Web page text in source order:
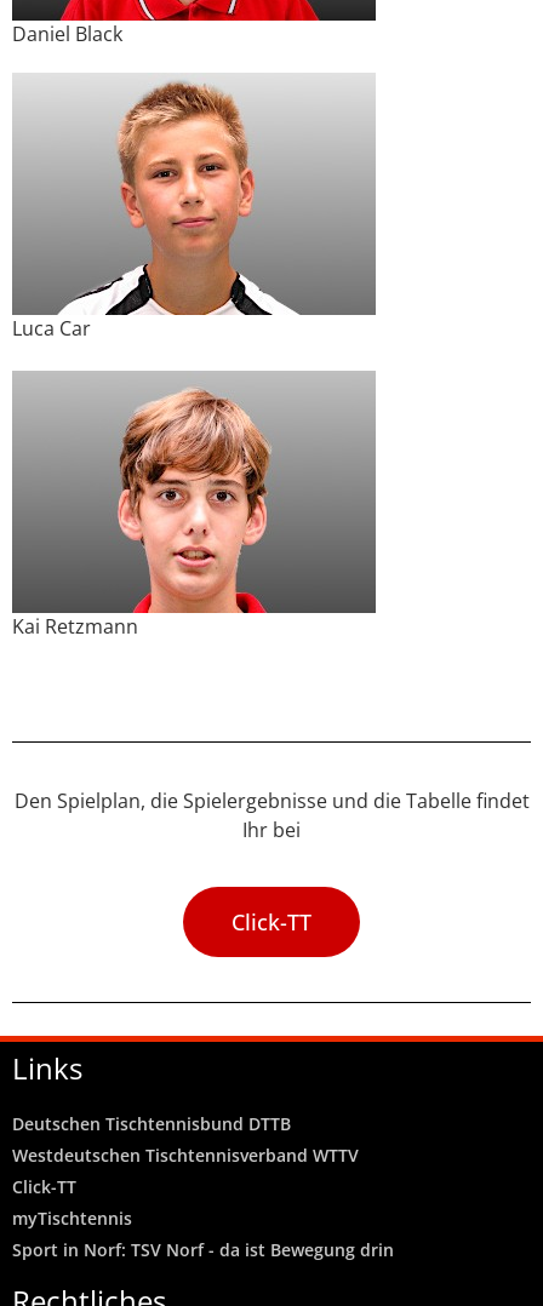
Daniel Black
Luca Car
Kai Retzmann
Den Spielplan, die Spielergebnisse und die Tabelle findet
Ihr bei
Click-TT
Links
Deutschen Tischtennisbund DTTB
Westdeutschen Tischtennisverband WTTV
Click-TT
myTischtennis
Sport in Norf: TSV Norf - da ist Bewegung drin